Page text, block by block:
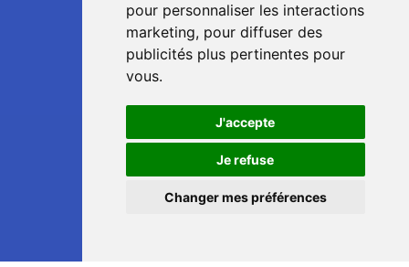
pour personnaliser les interactions
marketing, pour diffuser des
publicités plus pertinentes pour
vous.
J'accepte
Je refuse
Changer mes préférences
📞